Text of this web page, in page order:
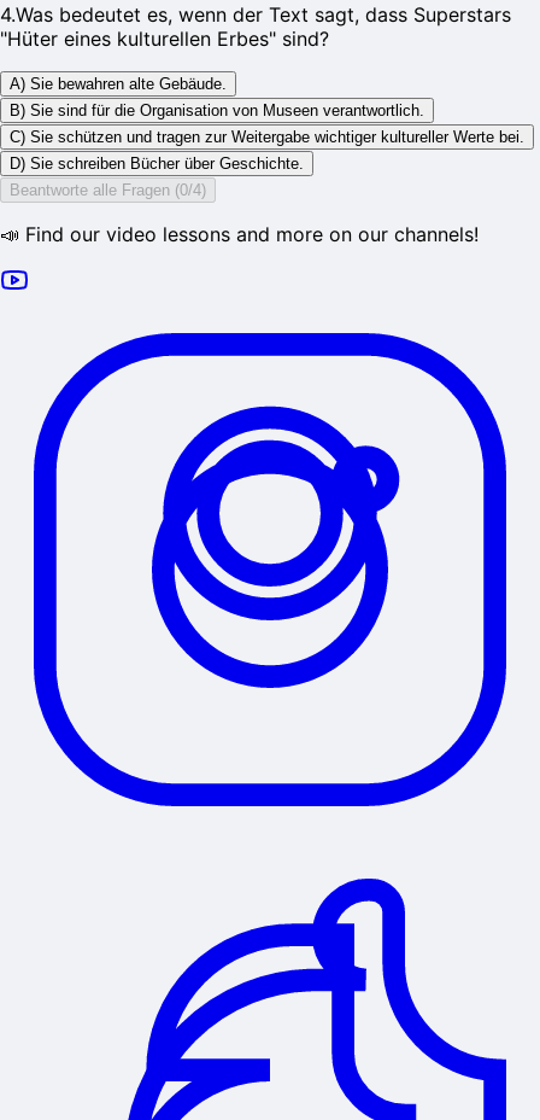
4.Was bedeutet es, wenn der Text sagt, dass Superstars
"Hüter eines kulturellen Erbes" sind?
A) Sie bewahren alte Gebäude.
B) Sie sind für die Organisation von Museen verantwortlich.
C) Sie schützen und tragen zur Weitergabe wichtiger kultureller Werte bei.
D) Sie schreiben Bücher über Geschichte.
Beantworte alle Fragen (0/4)
📣 Find our video lessons and more on our channels!